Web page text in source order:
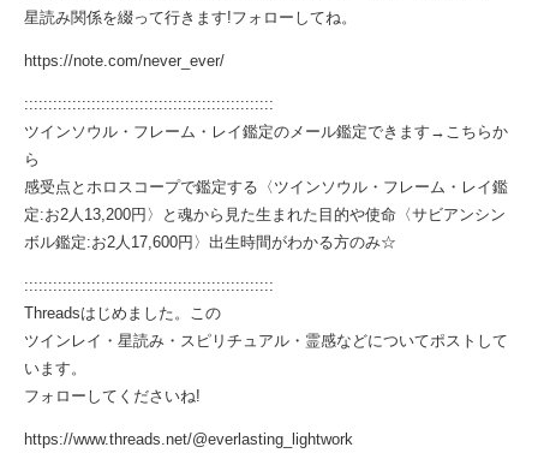
星読み関係を綴って行きます!フォローしてね。
https://note.com/never_ever/
::::::::::::::::::::::::::::::::::::::::::::::::::::
ツインソウル・フレーム・レイ鑑定のメール鑑定できます→ こちらか
ら
感受点とホロスコープで鑑定する〈ツインソウル・フレーム・レイ鑑
定:お2人13,200円〉と魂から見た生まれた目的や使命〈サビアンシン
ボル鑑定:お2人17,600円〉出生時間がわかる方のみ☆
::::::::::::::::::::::::::::::::::::::::::::::::::::
Threadsはじめました。この
ツインレイ・星読み・スピリチュアル・霊感などについてポストして
います。
フォローしてくださいね!
https://www.threads.net/@everlasting_lightwork